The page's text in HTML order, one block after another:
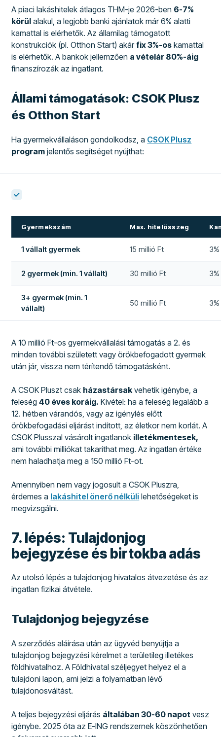
A piaci lakáshitelek átlagos THM-je 2026-ben 6-7%
körül alakul, a legjobb banki ajánlatok már 6% alatti
kamattal is elérhetők. Az államilag támogatott
konstrukciók (pl. Otthon Start) akárfix 3%-os kamattal
is elérhetők. A bankok jellemzően a vételár 80%-áig
finanszírozák az ingatlant.
Állami támogatások: CSOK Plusz
és Otthon Start
Ha gyermekvállaláson gondolkodsz, a CSOK Plusz
program jelentős segítséget nyújthat:
Gyermekszám Max. hitelösszeg
1 vállalt gyermek 15 millió Ft
2 gyermek (min. 1 vállalt) 30 millió Ft
3+ gyermek (min. 1
vállalt)
50 millió Ft
A 10 millió Ft-os gyermekvállalási támogatás a 2. és
minden további született vagy örökbefogadott gyermek
után jár, vissza nem térítendő támogatásként.
A CSOK Pluszt csak házastársak vehetik igénybe, a
feleség40 éves koráig. Kivétel: ha a feleség legalább a
12. hétben várandós, vagy az igénylés előtt
örökbefogadási eljárást indított, az életkor nem korlát. A
CSOK Plusszal vásárolt ingatlanok illetékmentesek,
ami további milliókat takaríthat meg. Az ingatlan értéke
nem haladhatja meg a 150 millió Ft-ot.
Amennyiben nem vagy jogosult a CSOK Pluszra,
érdemes a lakáshitel önerő nélküli lehetőségeket is
megvizsgálni.
7. lépés: Tulajdonjog
bejegyzése és birtokba adás
Az utolsó lépés a tulajdonjog hivatalos átvezetése és az
ingatlan fizikai átvétele.
Tulajdonjog bejegyzése
A szerződés aláírása után az ügyvéd benyújtja a
tulajdonjog bejegyzési kérelmet a területileg illetékes
földhivatalhoz. A Földhivatal széljegyet helyez el a
tulajdoni lapon, ami jelzi a folyamatban lévő
tulajdonosváltást.
A teljes bejegyzési eljárás általában 30-60 napot vesz
igénybe. 2025 óta az E-ING rendszernek köszönhetően